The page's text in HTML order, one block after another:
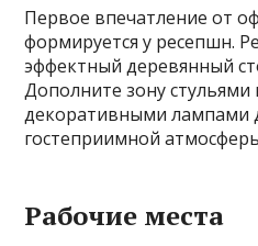
Первое впечатление от
формируется у ресепшн.
эффектный деревянный
Дополните зону
декоративными лампами
гостеприимной
Рабочие места